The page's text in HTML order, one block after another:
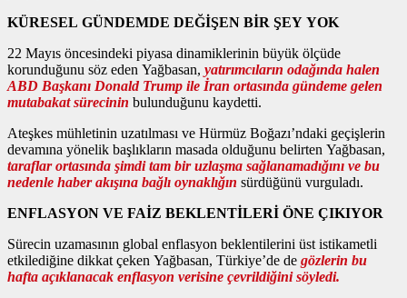
KÜRESEL GÜNDEMDE DEĞİŞEN BİR ŞEY YOK
22 Mayıs öncesindeki piyasa dinamiklerinin büyük ölçüde
korunduğunu söz eden Yağbasan, yatırımcıların odağında halen
ABD Başkanı Donald Trump ile İran ortasında gündeme gelen
mutabakat sürecinin bulunduğunu kaydetti.
Ateşkes mühletinin uzatılması ve Hürmüz Boğazı’ndaki geçişlerin
devamına yönelik başlıkların masada olduğunu belirten Yağbasan,
taraflar ortasında şimdi tam bir uzlaşma sağlanamadığını ve bu
nedenle haber akışına bağlı oynaklığın sürdüğünü vurguladı.
ENFLASYON VE FAİZ BEKLENTİLERİ ÖNE ÇIKIYOR
Sürecin uzamasının global enflasyon beklentilerini üst istikametli
etkilediğine dikkat çeken Yağbasan, Türkiye’de de gözlerin bu
hafta açıklanacak enflasyon verisine çevrildiğini söyledi.